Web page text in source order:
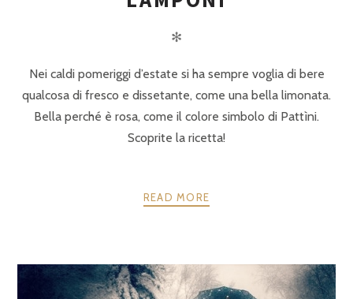
✻
Nei caldi pomeriggi d’estate si ha sempre voglia di bere
qualcosa di fresco e dissetante, come una bella limonata.
Bella perché è rosa, come il colore simbolo di Pattìni.
Scoprite la ricetta!
READ MORE